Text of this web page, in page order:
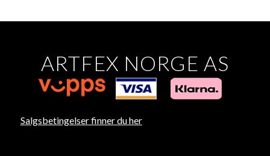
ARTFEX NORGE AS
Salgsbetingelser finner du her